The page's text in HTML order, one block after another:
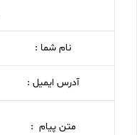
نام شما :
آدرس ایمیل :
متن پیام :